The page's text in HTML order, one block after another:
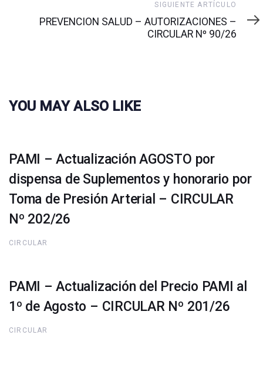
artículo
SIGUIENTE ARTÍCULO
PREVENCION SALUD – AUTORIZACIONES –
CIRCULAR Nº 90/26
YOU MAY ALSO LIKE
PAMI – Actualización AGOSTO por
dispensa de Suplementos y honorario por
Toma de Presión Arterial – CIRCULAR
Nº 202/26
CIRCULAR
PAMI – Actualización del Precio PAMI al
1º de Agosto – CIRCULAR Nº 201/26
CIRCULAR